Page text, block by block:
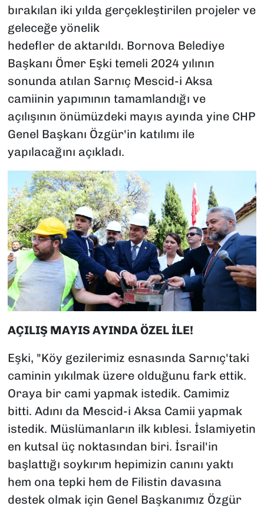
bırakılan iki yılda gerçekleştirilen projeler ve
geleceğe yönelik
hedefler de aktarıldı. Bornova Belediye
Başkanı Ömer Eşki temeli 2024 yılının
sonunda atılan Sarnıç Mescid-i Aksa
camiinin yapımının tamamlandığı ve
açılışının önümüzdeki mayıs ayında yine CHP
Genel Başkanı Özgür'in katılımı ile
yapılacağını açıkladı.
AÇILIŞ MAYIS AYINDA ÖZEL İLE!
Eşki, "Köy gezilerimiz esnasında Sarnıç'taki
caminin yıkılmak üzere olduğunu fark ettik.
Oraya bir cami yapmak istedik. Camimiz
bitti. Adını da Mescid-i Aksa Camii yapmak
istedik. Müslümanların ilk kıblesi. İslamiyetin
en kutsal üç noktasından biri. İsrail'in
başlattığı soykırım hepimizin canını yaktı
hem ona tepki hem de Filistin davasına
destek olmak için Genel Başkanımız Özgür